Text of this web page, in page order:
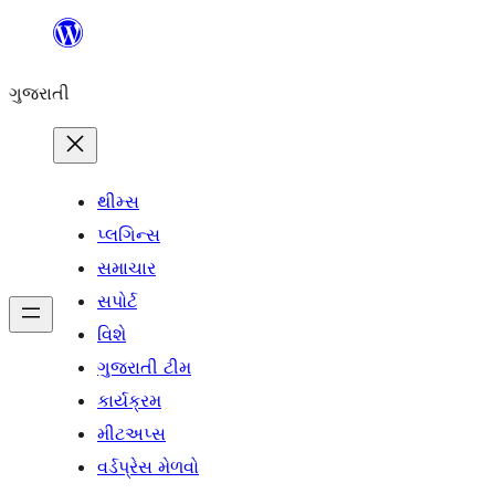
કંટેન્ટ(લખાણ)
જાઓ
ગુજરાતી
થીમ્સ
પ્લગિન્સ
સમાચાર
સપોર્ટ
વિશે
ગુજરાતી ટીમ
કાર્યક્રમ
મીટઅપ્સ
વર્ડપ્રેસ મેળવો